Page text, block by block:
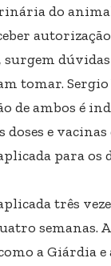
do
autorização
tomar.
de ambos é
doses e
para
três
semanas.
a Giárdia